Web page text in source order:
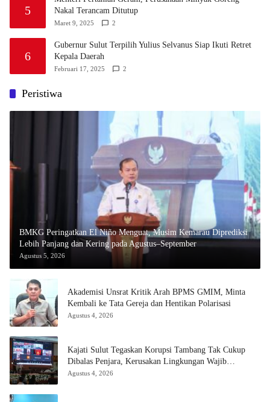
5
Nakal Terancam Ditutup
Maret 9, 2025 2
6
Gubernur Sulut Terpilih Yulius Selvanus Siap Ikuti Retret
Kepala Daerah
Februari 17, 2025 2
Peristiwa
BMKG Peringatkan El Niño Menguat, Musim Kemarau Diprediksi
Lebih Panjang dan Kering pada Agustus–September
Agustus 5, 2026
Akademisi Unsrat Kritik Arah BPMS GMIM, Minta
Kembali ke Tata Gereja dan Hentikan Polarisasi
Agustus 4, 2026
Kajati Sulut Tegaskan Korupsi Tambang Tak Cukup
Dibalas Penjara, Kerusakan Lingkungan Wajib
Dipulihkan
Agustus 4, 2026